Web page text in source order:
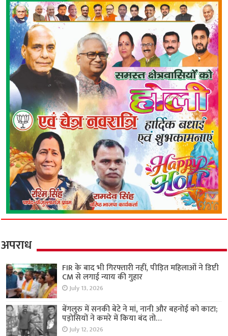
अपराध
FIR के बाद भी गिरफ्तारी नहीं, पीड़ित महिलाओं ने डिप्टी
CM से लगाई न्याय की गुहार
July 13, 2026
बेंगलुरु में सनकी बेटे ने मां, नानी और बहनोई को काटा;
पड़ोसियों ने कमरे में किया बंद तो…
July 12, 2026